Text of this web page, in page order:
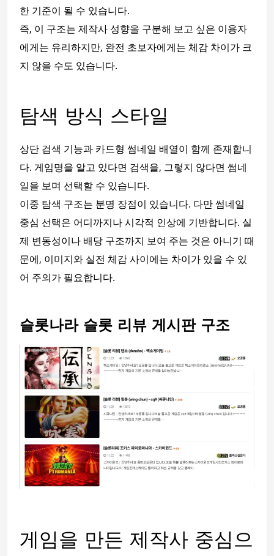
한 기준이 될 수 있습니다.
즉, 이 구조는 제작사 성향을 구분해 보고 싶은 이용자
에게는 유리하지만, 완전 초보자에게는 체감 차이가 크
지 않을 수도 있습니다.
탐색 방식 스타일
상단 검색 기능과 카드형 썸네일 배열이 함께 존재합니
다. 게임명을 알고 있다면 검색을, 그렇지 않다면 썸네
일을 보며 선택할 수 있습니다.
이중 탐색 구조는 분명 장점이 있습니다. 다만 썸네일
중심 선택은 어디까지나 시각적 인상에 기반합니다. 실
제 변동성이나 배당 구조까지 보여 주는 것은 아니기 때
문에, 이미지와 실전 체감 사이에는 차이가 있을 수 있
어 주의가 필요합니다.
슬롯나라 슬롯 리뷰 게시판 구조
게임을 만든 제작사 중심으